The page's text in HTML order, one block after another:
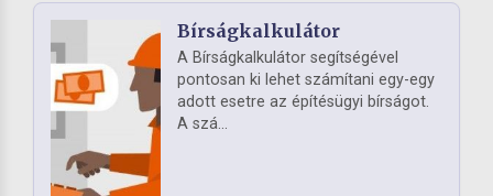
Bírságkalkulátor
A Bírságkalkulátor segítségével
pontosan ki lehet számítani egy-egy
adott esetre az építésügyi bírságot.
A szá...